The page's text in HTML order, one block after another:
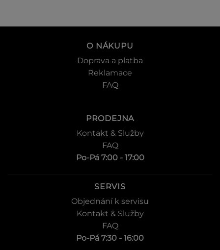
O NÁKUPU
Doprava a platba
Reklamace
FAQ
PRODEJNA
Kontakt & Služby
FAQ
Po-Pá 7:00 - 17:00
SERVIS
Objednání k servisu
Kontakt & Služby
FAQ
Po-Pá 7:30 - 16:00